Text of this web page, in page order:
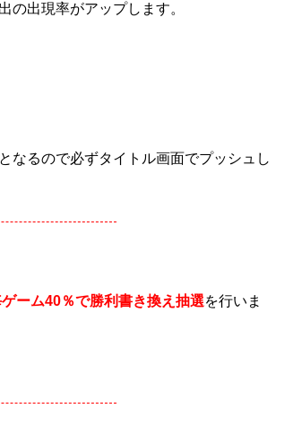
の出現率がアップします。
なるので必ずタイトル画面でプッシュし
ーム40％で勝利書き換え抽選を行いま